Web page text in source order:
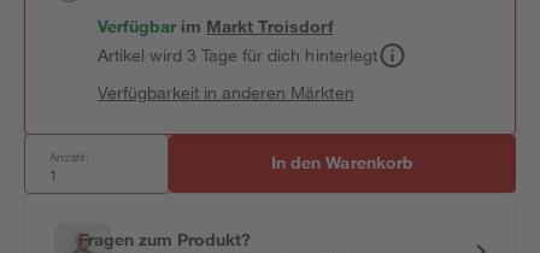
Verfügbar im MarktTroisdorf
Artikel wird 3 Tage für dich hinterlegt
Verfügbarkeit in anderen Märkten
Anzahl: In den Warenkorb
Fragen zum Produkt?